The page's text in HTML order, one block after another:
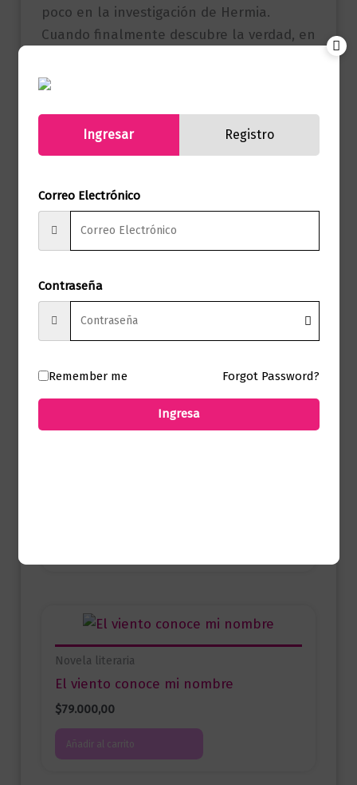
poco en la investigación de Hermia.
Cuando finalmente descubre la verdad, en
alemanes, no tiene manera de hacer
Lady masacre
Novela literaria
El viento conoce mi nombre
$79.000,00
Añadir al carrito
Ingresar Registro
Correo Electrónico
Contraseña
Remember me Forgot Password?
Ingresa